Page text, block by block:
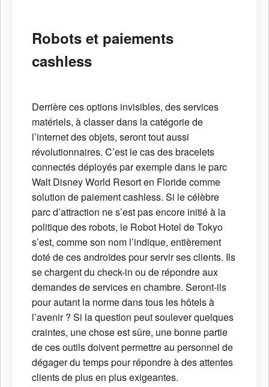
Robots et paiements
cashless
Derrière ces options invisibles, des services
matériels, à classer dans la catégorie de
l’internet des objets, seront tout aussi
révolutionnaires. C’est le cas des bracelets
connectés déployés par exemple dans le parc
Walt Disney World Resort en Floridecomme
solution de paiement cashless. Si le célèbre
parc d’attraction ne s’est pas encore initié à la
politique des robots, le Robot Hotel de Tokyo
s’est, comme son nom l’indique, entièrement
doté de ces androïdes pour servir ses clients. Ils
se chargent du check-in ou de répondre aux
demandes de services en chambre. Seront-ils
pour autant la norme dans tous les hôtels à
l’avenir ? Si la question peut soulever quelques
craintes, une chose est sûre, une bonne partie
de ces outils doivent permettre au personnel de
dégager du temps pour répondre à des attentes
clients de plus en plus exigeantes.